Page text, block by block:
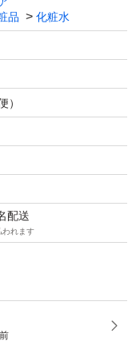
品
化粧水
）
配送
われます